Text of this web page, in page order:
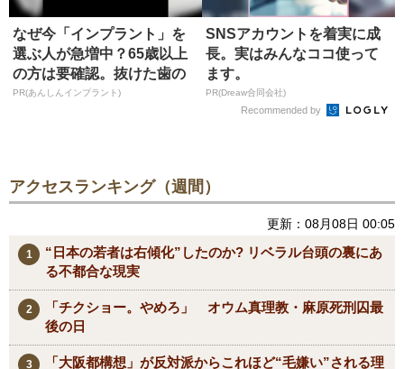
なぜ今「インプラント」を
選ぶ人が急増中？65歳以上
の方は要確認。抜けた歯の
放置は...
PR(あんしんインプラント)
SNSアカウントを着実に成
長。実はみんなココ使って
ます。
PR(Dreaw合同会社)
Recommended by
アクセスランキング（週間）
更新：08月08日 00:05
“日本の若者は右傾化”したのか? リベラル台頭の裏にあ
る不都合な現実
「チクショー。やめろ」 オウム真理教・麻原死刑囚最
後の日
「大阪都構想」が反対派からこれほど“毛嫌い”される理